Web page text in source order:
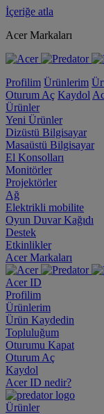
İçeriğe atla
Acer Markaları
Profilim Ürünlerim
Oturum Aç Kaydol
Ürünler
Yeni Ürünler
Dizüstü Bilgisayar
Masaüstü Bilgisayar
El Konsolları
Monitörler
Projektörler
Ağ
Elektrikli mobilite
Oyun Duvar Kağıdı
Destek
Etkinlikler
Acer Markaları
Acer ID
Profilim
Ürünlerim
Ürün Kaydedin
Topluluğum
Oturumu Kapat
Oturum Aç
Kaydol
Acer ID nedir?
Ürünler